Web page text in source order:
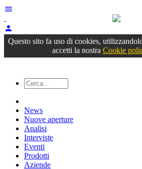
menu
person
Questo sito fa uso di cookies,
accetti la nostra Cookie
News
Nuove aperture
Analisi
Interviste
Eventi
Prodotti
Aziende